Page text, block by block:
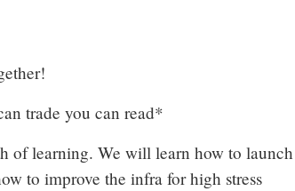
trade you can read*
of learning. We will learn how to launch
to improve the infra for high stress